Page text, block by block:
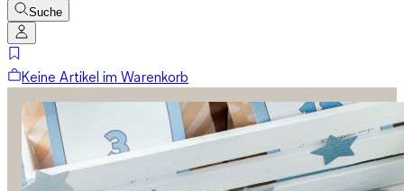
Suche
Keine Artikel im Warenkorb